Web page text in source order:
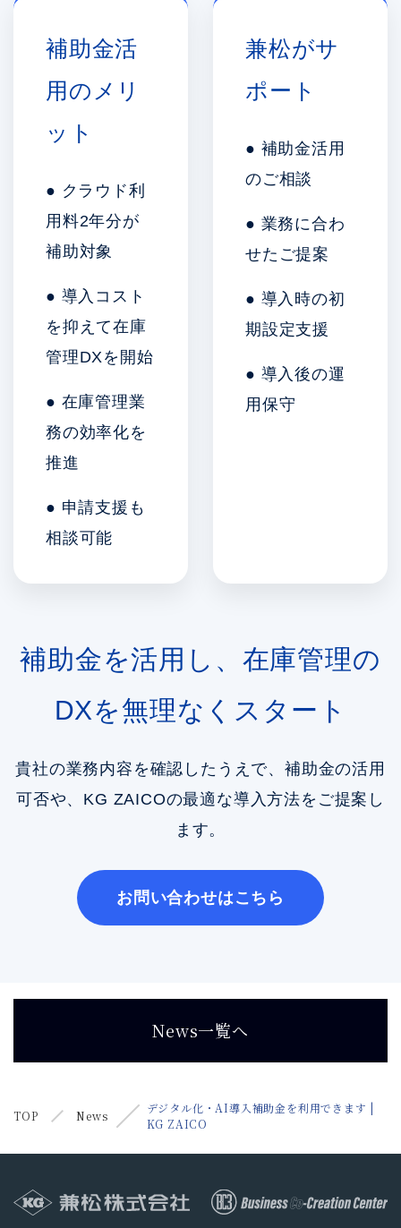
補助金活
用のメリ
ット
● クラウド利
用料2年分が
補助対象
● 導入コスト
を抑えて在庫
管理DXを開始
● 在庫管理業
務の効率化を
推進
● 申請支援も
相談可能
兼松がサ
ポート
● 補助金活用
のご相談
● 業務に合わ
せたご提案
● 導入時の初
期設定支援
● 導入後の運
用保守
補助金を活用し、在庫管理の
DXを無理なくスタート
貴社の業務内容を確認したうえで、補助金の活用
可否や、KG ZAICOの最適な導入方法をご提案し
ます。
お問い合わせはこちら
News一覧へ
TOP News
デジタル化・AI導入補助金を利用できます |
KG ZAICO